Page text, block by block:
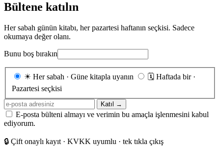
Bültene katılın
Her sabah günün kitabı, her pazartesi haftanın seçkisi. Sadece
okumaya değer olanı.
Bunu boş bırakın
Gönderim
☀ Her sabah · Güne kitapla uyanın 🗓 Haftada bir ·
Pazartesi seçkisi
E-
posta
adresiniz
Katıl →
E-posta bülteni almayı ve verimin bu amaçla işlenmesini kabul
ediyorum.
🔒 Çift onaylı kayıt · KVKK uyumlu · tek tıkla çıkış